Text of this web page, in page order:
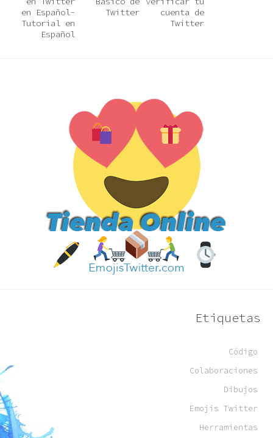
en Español-
Tutorial en
Español
Twitter
cuenta de
Twitter
Etiquetas
Código
Colaboraciones
Dibujos
Emojis Twitter
Herramientas